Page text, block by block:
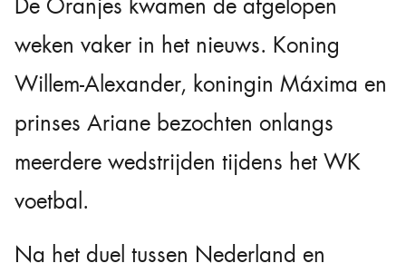
De Oranjes kwamen de afgelopen
weken vaker in het nieuws. Koning
Willem-Alexander, koningin Máxima en
prinses Ariane bezochten onlangs
meerdere wedstrijden tijdens het WK
voetbal.
Na het duel tussen Nederland en